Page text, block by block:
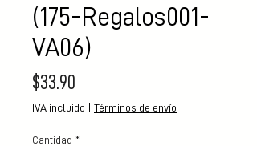
(175-Regalos001-
VA06)
$33.90
IVA incluido Términos de envío
Cantidad *